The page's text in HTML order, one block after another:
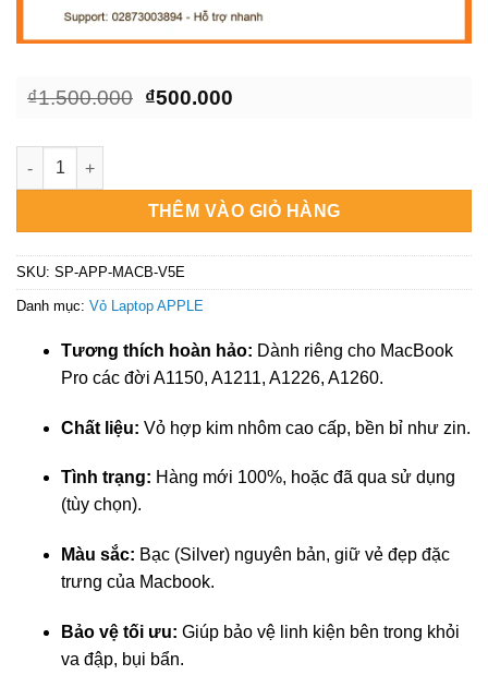
₫1.500.000 Giá
₫500.000Giá
Vỏ Laptop Macbook Pro A1150 A1211 - Thay Nhanh Tại Shop
THÊM VÀO GIỎ HÀNG
SKU: SP-APP-MACB-V5E
Danh mục: Vỏ Laptop APPLE
Tương thích hoàn hảo: Dành riêng cho MacBook
Pro các đời A1150, A1211, A1226, A1260.
Chất liệu: Vỏ hợp kim nhôm cao cấp, bền bỉ như zin.
Tình trạng: Hàng mới 100%, hoặc đã qua sử dụng
(tùy chọn).
Màu sắc: Bạc (Silver) nguyên bản, giữ vẻ đẹp đặc
trưng của Macbook.
Bảo vệ tối ưu: Giúp bảo vệ linh kiện bên trong khỏi
va đập, bụi bẩn.